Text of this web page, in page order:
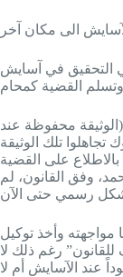
الى مكان آخر
التحقيق في آسايش
محفوظة عند
تلك الوثيقة
على القضية
وفق القانون، لم
مواجهته وأخذ توكيل
للقانون” رغم ذلك لا